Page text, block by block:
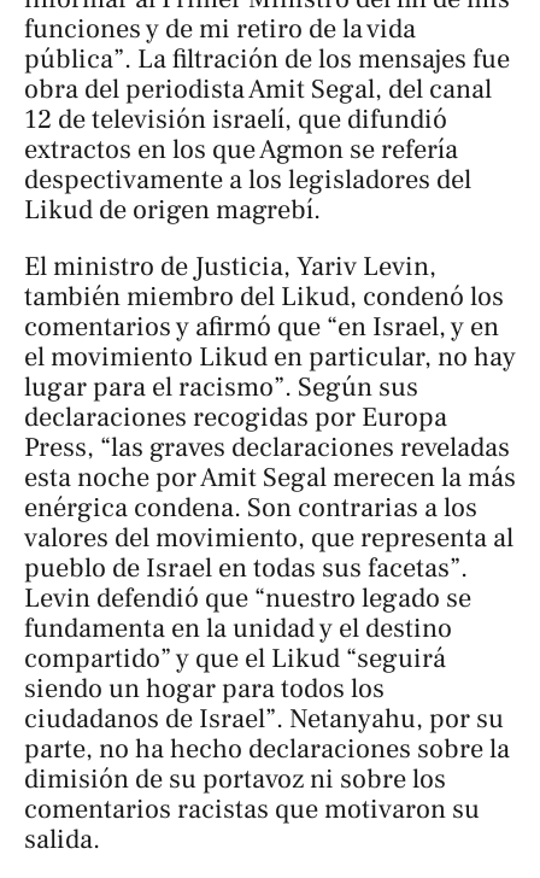
funciones y de mi retiro de la vida
pública”. La filtración de los mensajes fue
obra del periodista Amit Segal, del canal
12 de televisión israelí, que difundió
extractos en los que Agmon se refería
despectivamente a los legisladores del
Likud de origen magrebí.
El ministro de Justicia, Yariv Levin,
también miembro del Likud, condenó los
comentarios y afirmó que “en Israel, y en
el movimiento Likud en particular, no hay
lugar para el racismo”. Según sus
declaraciones recogidas por Europa
Press, “las graves declaraciones reveladas
esta noche por Amit Segal merecen la más
enérgica condena. Son contrarias a los
valores del movimiento, que representa al
pueblo de Israel en todas sus facetas”.
Levin defendió que “nuestro legado se
fundamenta en la unidad y el destino
compartido” y que el Likud “seguirá
siendo un hogar para todos los
ciudadanos de Israel”. Netanyahu, por su
parte, no ha hecho declaraciones sobre la
dimisión de su portavoz ni sobre los
comentarios racistas que motivaron su
salida.